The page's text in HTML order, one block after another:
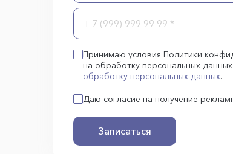
Принимаю условия Политики
на обработку персональных
обработку персональных данных.
Даю согласие на получение
Записаться